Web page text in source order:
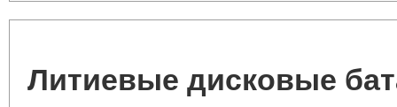
Литиевые дисковые